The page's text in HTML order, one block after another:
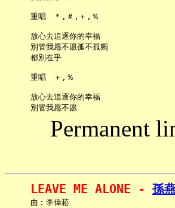
     重唱　＊,＃,＋,％
     放心去追逐你的幸福
     別管我愿不愿孤不孤獨
     都別在乎
     重唱　＋,％
     放心去追逐你的幸福
Permanent
LEAVE ME ALONE - 孫
     曲︰李偉菘